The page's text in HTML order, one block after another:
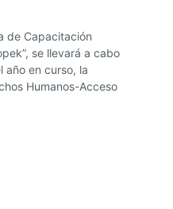
de Capacitación
se llevará a cabo
año en curso, la
Humanos-Acceso